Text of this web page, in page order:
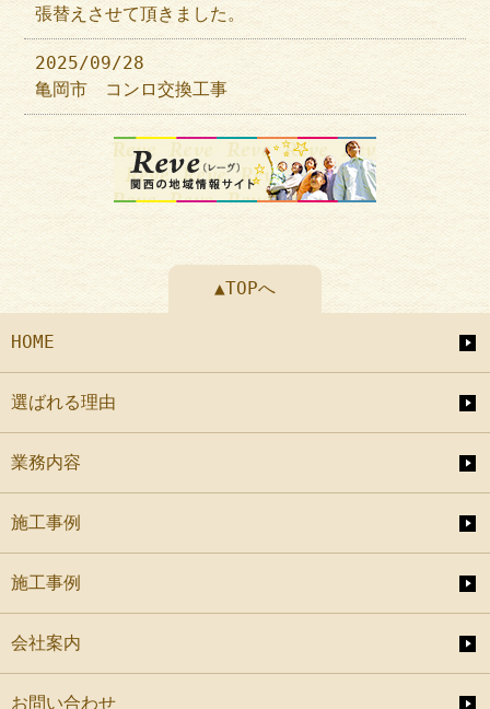
張替えさせて頂きました。
2025/09/28
亀岡市 コンロ交換工事
▲TOPへ
HOME
選ばれる理由
業務内容
施工事例
施工事例
会社案内
お問い合わせ